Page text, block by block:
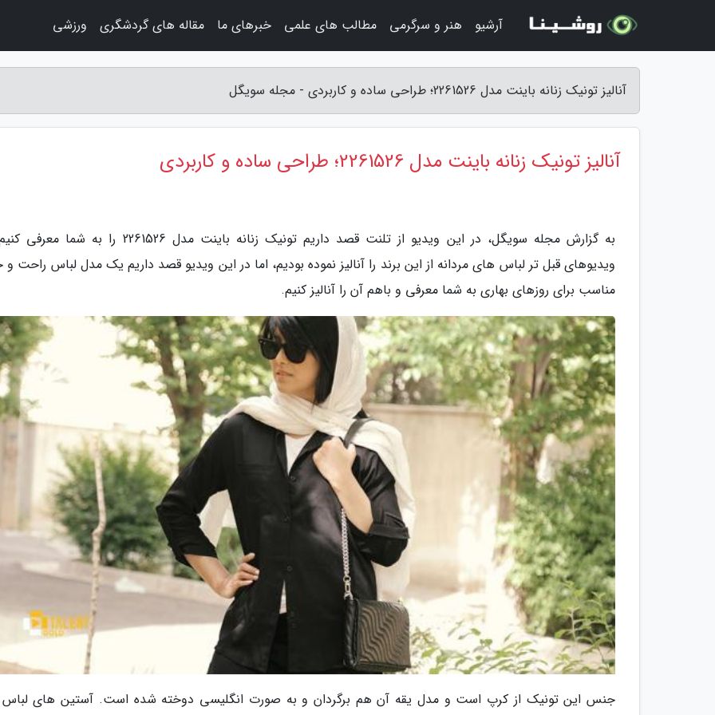
آنالیز تونیک زنانه باینت مدل 2261526؛ طراحی ساده و کاربردی - مجله سویگل
آنالیز تونیک زنانه باینت مدل 2261526؛ طراحی ساده و کاربردی
به گزارش مجله سویگل، در این ویدیو از تلنت قصد داریم تونیک زنانه باینت مدل 2261526 را
ویدیوهای قبل تر لباس های مردانه از این برند را آنالیز نموده بودیم، اما در این ویدیو قصد داریم یک مدل لباس راحت
مناسب برای روزهای بهاری به شما معرفی و باهم آن را آنالیز کنیم.
جنس این تونیک از کرپ است و مدل یقه آن هم برگردان و به صورت انگلیسی دوخته شده است. آستین های لباس
آرشیو هنر و سرگرمی مطالب های علمی خبرهای ما مقاله های گردشگری ورزشی